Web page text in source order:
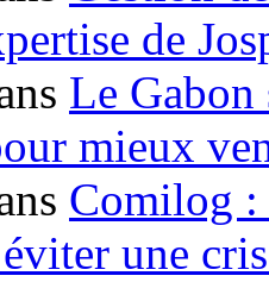
de
Le Gabon
mieux
Comilog :
une